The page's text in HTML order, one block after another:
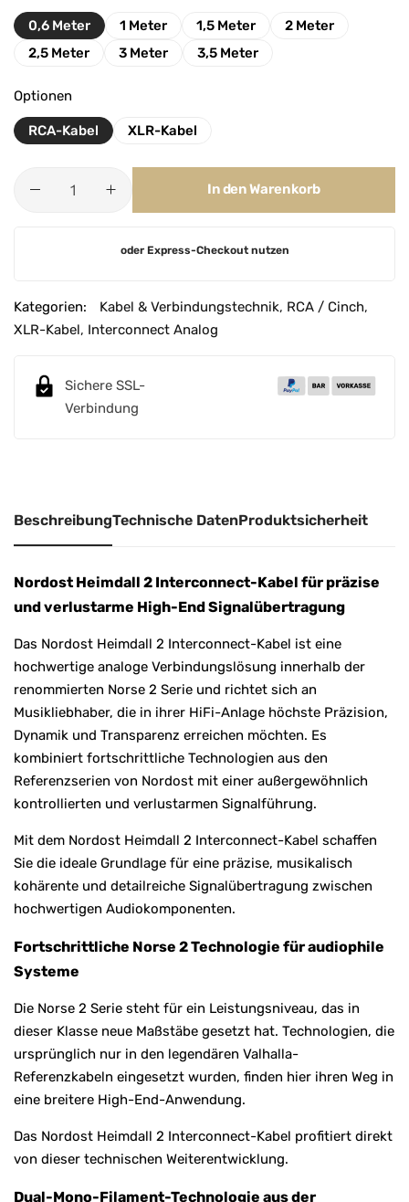
0,6 Meter 1 Meter 1,5 Meter
2 Meter
2,5 Meter
3 Meter 3,5 Meter
Optionen
RCA-Kabel XLR-Kabel
In den Warenkorb
e
r
oder Express-Checkout nutzen
Kategorien: Kabel & Verbindungstechnik, RCA / Cinch,
XLR-Kabel, Interconnect Analog
Sichere SSL-
Verbindung
BeschreibungTechnische DatenProduktsicherheit
Nordost Heimdall 2 Interconnect-Kabel für präzise
und verlustarme High-End Signalübertragung
Das Nordost Heimdall 2 Interconnect-Kabel ist eine
hochwertige analoge Verbindungslösung innerhalb der
renommierten Norse 2 Serie und richtet sich an
Musikliebhaber, die in ihrer HiFi-Anlage höchste Präzision,
Dynamik und Transparenz erreichen möchten. Es
kombiniert fortschrittliche Technologien aus den
Referenzserien von Nordost mit einer außergewöhnlich
kontrollierten und verlustarmen Signalführung.
Mit dem Nordost Heimdall 2 Interconnect-Kabel schaffen
Sie die ideale Grundlage für eine präzise, musikalisch
kohärente und detailreiche Signalübertragung zwischen
hochwertigen Audiokomponenten.
Fortschrittliche Norse 2 Technologie für audiophile
Systeme
Die Norse 2 Serie steht für ein Leistungsniveau, das in
dieser Klasse neue Maßstäbe gesetzt hat. Technologien, die
ursprünglich nur in den legendären Valhalla-
Referenzkabeln eingesetzt wurden, finden hier ihren Weg in
eine breitere High-End-Anwendung.
Das Nordost Heimdall 2 Interconnect-Kabel profitiert direkt
von dieser technischen Weiterentwicklung.
Dual-Mono-Filament-Technologie aus der